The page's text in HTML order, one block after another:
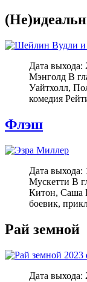
Дата
Мэнголд В
Уайтхолл,
комедия
Флэш
Дата
Мускетти В
Китон, Саша
боевик,
Рай земной
Дата